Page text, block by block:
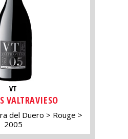
VT
VALTRAVIESO
del Duero
Rouge
2005